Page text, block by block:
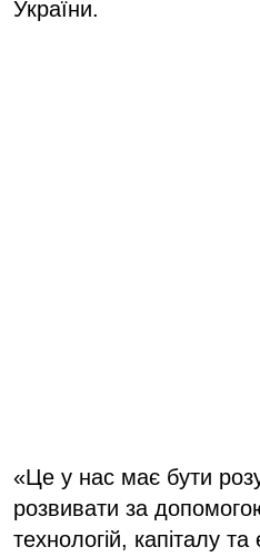
України.
«Це у нас має бути
розвивати за
технологій, капіталу